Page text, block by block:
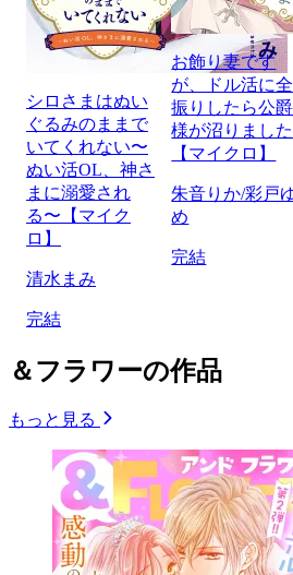
シロさまはぬい
ぐるみのままで
いてくれない〜
ぬい活OL、神さ
まに溺愛され
る〜【マイク
ロ】
清水まみ
完結
お飾り妻です
が、ドル活に全
振りしたら公爵
様が沼りました
【マイクロ】
朱音りか/彩戸
め
完結
＆フラワーの作品
もっと見る